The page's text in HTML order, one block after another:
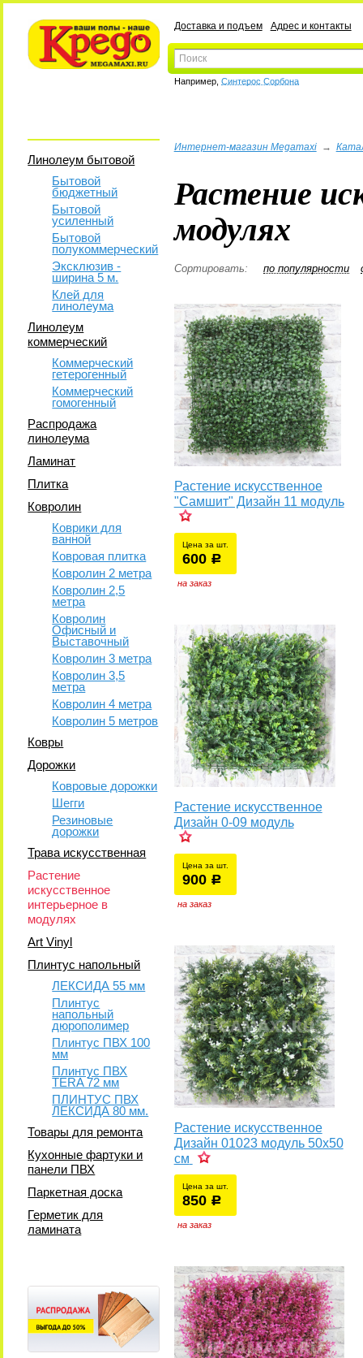
Доставка и подъем Адрес и контакты
Например, Синтерос Сорбона
Линолеум бытовой
Бытовой
бюджетный
Бытовой
усиленный
Бытовой
полукоммерческий
Эксклюзив -
ширина 5 м.
Клей для
линолеума
Линолеум
коммерческий
Коммерческий
гетерогенный
Коммерческий
гомогенный
Распродажа
линолеума
Ламинат
Плитка
Ковролин
Коврики для
ванной
Ковровая плитка
Ковролин 2 метра
Ковролин 2,5
метра
Ковролин
Офисный и
Выставочный
Ковролин 3 метра
Ковролин 3,5
метра
Ковролин 4 метра
Ковролин 5 метров
Ковры
Дорожки
Ковровые дорожки
Шегги
Резиновые
дорожки
Трава искусственная
Растение
искусственное
интерьерное в
модулях
Art Vinyl
Плинтус напольный
ЛЕКСИДА 55 мм
Плинтус
напольный
дюрополимер
Плинтус ПВХ 100
мм
Плинтус ПВХ
TERA 72 мм
ПЛИНТУС ПВХ
ЛЕКСИДА 80 мм.
Товары для ремонта
Кухонные фартуки и
панели ПВХ
Паркетная доска
Герметик для
ламината
Интернет-магазин Megamaxi→
Растение
модулях
Сортировать: по популярности
Растение искусственное
"Самшит" Дизайн 11 модуль
Цена за шт.
600 р
на заказ
Растение искусственное
Дизайн 0-09 модуль
Цена за шт.
900 р
на заказ
Растение искусственное
Дизайн 01023 модуль 50х50
см
Цена за шт.
850 р
на заказ